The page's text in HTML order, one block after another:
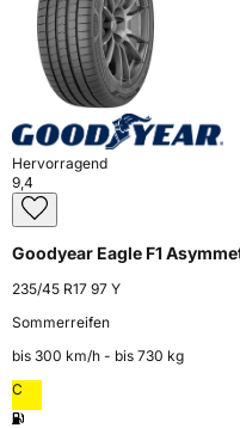
Hervorragend
9,4
Goodyear Eagle F1
235/45 R17 97 Y
Sommerreifen
bis 300 km⁠/⁠h - bis 730 kg
C